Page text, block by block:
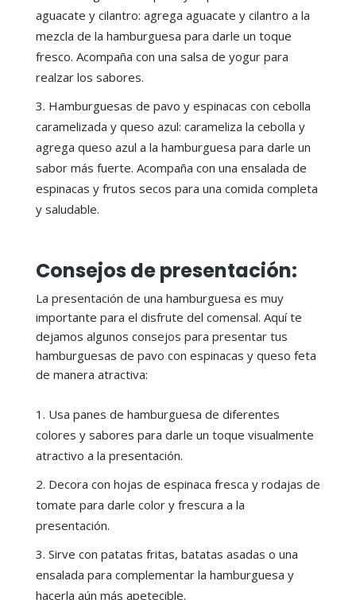
aguacate y cilantro: agrega aguacate y cilantro a la
mezcla de la hamburguesa para darle un toque
fresco. Acompaña con una salsa de yogur para
realzar los sabores.
Hamburguesas de pavo y espinacas con cebolla
caramelizada y queso azul: carameliza la cebolla y
agrega queso azul a la hamburguesa para darle un
sabor más fuerte. Acompaña con una ensalada de
espinacas y frutos secos para una comida completa
y saludable.
Consejos de presentación:
La presentación de una hamburguesa es muy
importante para el disfrute del comensal. Aquí te
dejamos algunos consejos para presentar tus
hamburguesas de pavo con espinacas y queso feta
de manera atractiva:
Usa panes de hamburguesa de diferentes
colores y sabores para darle un toque visualmente
atractivo a la presentación.
Decora con hojas de espinaca fresca y rodajas de
tomate para darle color y frescura a la
presentación.
Sirve con patatas fritas, batatas asadas o una
ensalada para complementar la hamburguesa y
hacerla aún más apetecible.